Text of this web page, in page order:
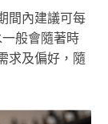
間內建議可每
般會隨著時
求及偏好，隨